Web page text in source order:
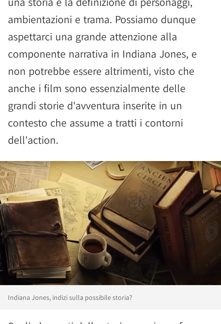
ambientazioni e trama. Possiamo dunque
aspettarci una grande attenzione alla
componente narrativa in Indiana Jones, e
non potrebbe essere altrimenti, visto che
anche i film sono essenzialmente delle
grandi storie d'avventura inserite in un
contesto che assume a tratti i contorni
dell'action.
Indiana Jones, indizi sulla possibile storia?